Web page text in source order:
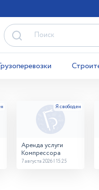
Аренда услуги
Компрессора
7 августа 2026 | 15:25